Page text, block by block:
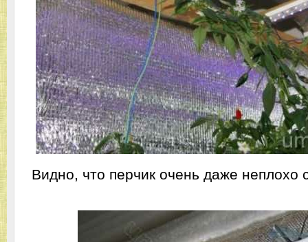
Видно, что перчик очень даже неплохо